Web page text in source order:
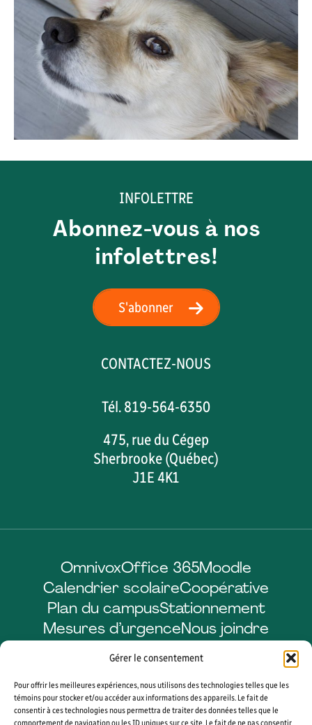
Gérer le consentement
Pour offrir les meilleures expériences, nous utilisons des technologies telles que les
témoins pour stocker et/ou accéder aux informations des appareils. Le fait de
consentir à ces technologies nous permettra de traiter des données telles que le
comportement de navigation ou les ID uniques sur ce site. Le fait de ne pas consentir
INFOLETTRE
Abonnez-vous à nos
infolettres!
S'abonner
CONTACTEZ-NOUS
Tél. 819-564-6350
475, rue du Cégep
Sherbrooke (Québec)
J1E 4K1
OmnivoxOffice 365Moodle
Calendrier scolaireCoopérative
Plan du campusStationnement
Mesures d’urgenceNous joindre
FacebookLinkedInInstagramYouTube